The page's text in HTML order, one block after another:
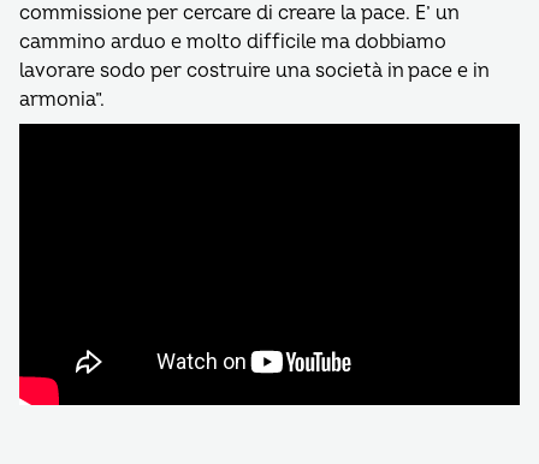
commissione per cercare di creare la pace. E’ un
cammino arduo e molto difficile ma dobbiamo
lavorare sodo per costruire una società in pace e in
armonia”.